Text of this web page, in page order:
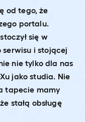
od tego, że
portalu.
się w
i stojącej
nie tylko dla nas
jako studia. Nie
tapecie mamy
stałą obsługę